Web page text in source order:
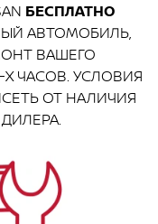
БЕСПЛАТНО
АВТОМОБИЛЬ,
ВАШЕГО
ЧАСОВ. УСЛОВИЯ
ОТ НАЛИЧИЯ